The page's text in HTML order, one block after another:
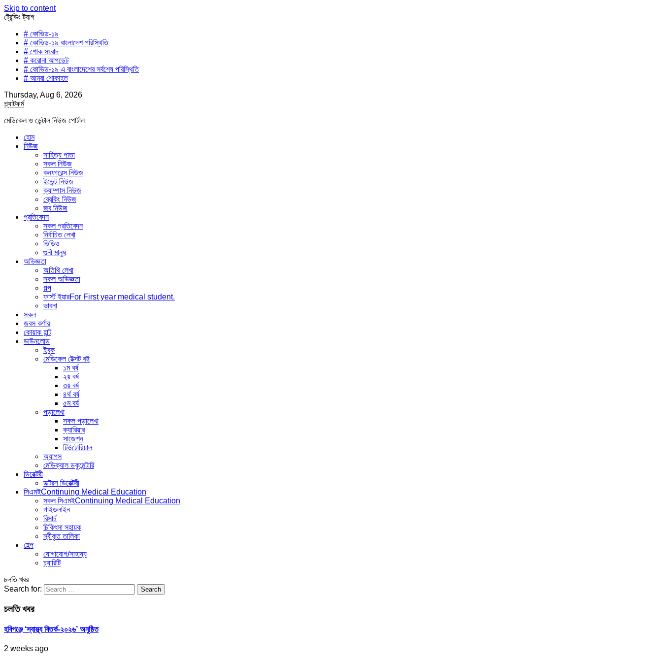
Skip to content
ট্রেন্ডিং ট্যাগ
# কোভিড-১৯
# কোভিড-১৯ বাংলাদেশ পরিস্থিতি
# শোক সংবাদ
# করোনা আপডেট
# কোভিড-১৯ এ বাংলাদেশের সর্বশেষ পরিস্থিতি
# আমরা শোকাহত
Thursday, Aug 6, 2026
প্ল্যাটফর্ম
মেডিকেল ও ডেন্টাল নিউজ পোর্টাল
হোম
নিউজ
সাহিত্য পাতা
সকল নিউজ
কনফারেন্স নিউজ
ইভেন্ট নিউজ
ক্যাম্পাস নিউজ
ব্রেকিং নিউজ
জব নিউজ
প্রতিবেদন
সকল প্রতিবেদন
নির্বাচিত লেখা
ভিডিও
গুনী মানুষ
অভিজ্ঞতা
অতিথি লেখা
সকল অভিজ্ঞতা
গল্প
ফার্স্ট ইয়ারFor First year medical student.
ভাবনা
সকল
জবস কর্ণার
কোয়াক হান্ট
ডাউনলোড
ইবুক
মেডিকেল টেক্সট বই
১ম বর্ষ
২য় বর্ষ
৩য় বর্ষ
৪র্থ বর্ষ
৫ম বর্ষ
পড়ালেখা
সকল পড়ালেখা
ক্যারিয়ার
সাজেশন
টিউটোরিয়াল
অ্যাপস
মেডিক্যাল ডকুমেন্টারি
ডিরেক্টরী
ডক্টরস ডিরেক্টরী
সিএমইContinuing Medical Education
সকল সিএমইContinuing Medical Education
গাইডলাইন
রিসার্চ
চিকিৎসা সহায়ক
স্বীকৃত তালিকা
হেল্প
যোগাযোগ/সাহায্য
চ্যারিটি
চলতি খবর
Search for:
চলতি খবর
হবিগঞ্জে ‘স্বাস্থ্য বিতর্ক-২০২৬’ অনুষ্ঠিত
2 weeks ago